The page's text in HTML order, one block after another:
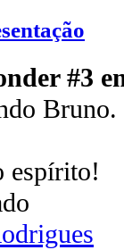
#3
Bruno.
espírito!